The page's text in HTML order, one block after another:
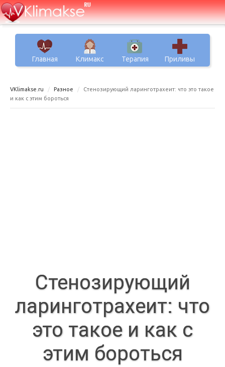
Главная Климакс Терапия Приливы
VKlimakse.ru Разное
Стенозирующий ларинготрахеит: что это такое
и как с этим бороться
Стенозирующий
ларинготрахеит: что
это такое и как с
этим бороться